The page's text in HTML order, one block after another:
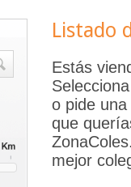
Listado
Estás
o pide
que
mejor